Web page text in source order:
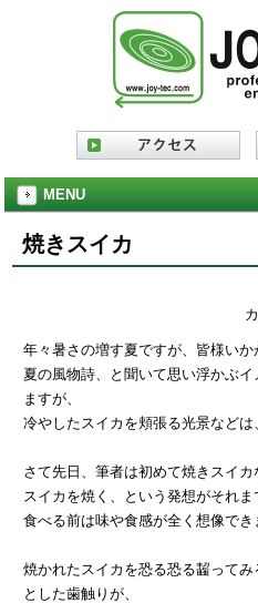
MENU
焼きスイカ
年々暑さの増す夏ですが、皆様いか
夏の風物詩、と聞いて思い浮かぶ
ますが、
冷やしたスイカを頬張る光景などは
さて先日、筆者は初めて焼きスイカ
スイカを焼く、という発想がそれま
食べる前は味や食感が全く想像でき
焼かれたスイカを恐る恐る齧って
とした歯触りが、